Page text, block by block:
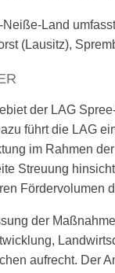
Land
(Lausitz),
der LAG
führt die LAG
im Rahmen
Streuung
Fördervolumen
der
aufrecht. Der